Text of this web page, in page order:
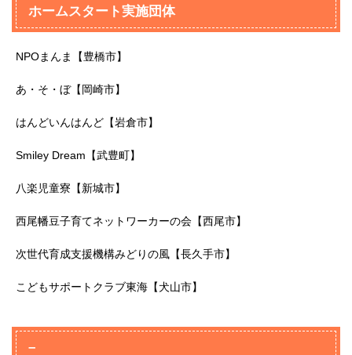
ホームスタート実施団体
NPOまんま【豊橋市】
あ・そ・ぼ【岡崎市】
はんどいんはんど【岩倉市】
Smiley Dream【武豊町】
八楽児童寮【新城市】
西尾幡豆子育てネットワーカーの会【西尾市】
次世代育成支援機構みどりの風【長久手市】
こどもサポートクラブ東海【犬山市】
–